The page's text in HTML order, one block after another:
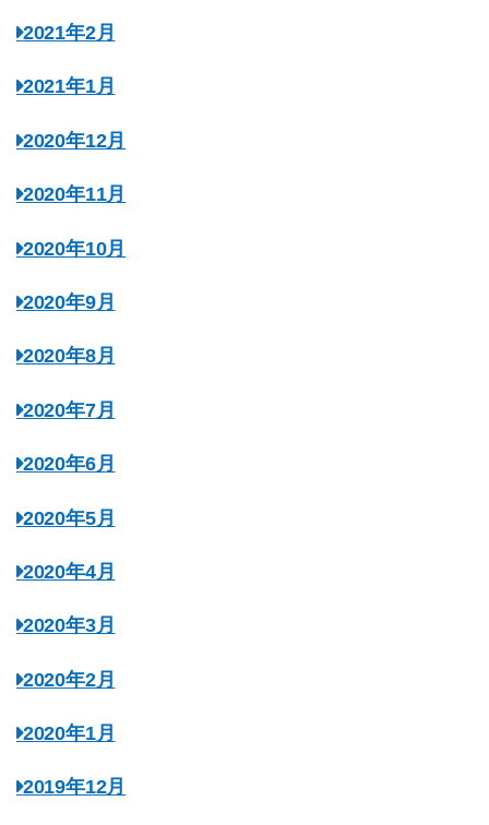
2021年2月
2021年1月
2020年12月
2020年11月
2020年10月
2020年9月
2020年8月
2020年7月
2020年6月
2020年5月
2020年4月
2020年3月
2020年2月
2020年1月
2019年12月